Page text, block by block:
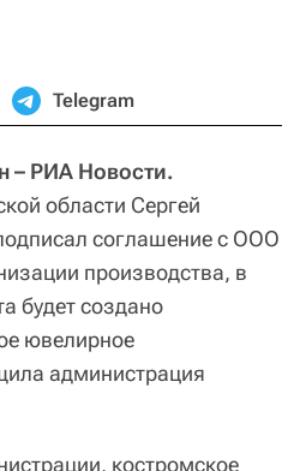
Telegram
– РИА Новости.
области Сергей
соглашение с ООО
производства, в
будет создано
ювелирное
администрация
костромское